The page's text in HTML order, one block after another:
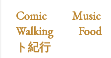
Comic
Walking
ト紀行